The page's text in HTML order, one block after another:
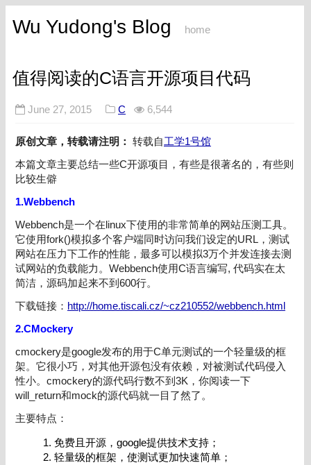
Wu Yudong's Blog home
值得阅读的C语言开源项目代码
June 27, 2015 C 6,544
原创文章，转载请注明： 转载自工学1号馆
本篇文章主要总结一些C开源项目，有些是很著名的，有些则
比较生僻
1.Webbench
Webbench是一个在linux下使用的非常简单的网站压测工具。
它使用fork()模拟多个客户端同时访问我们设定的URL，测试
网站在压力下工作的性能，最多可以模拟3万个并发连接去测
试网站的负载能力。Webbench使用C语言编写, 代码实在太
简洁，源码加起来不到600行。
下载链接： http://home.tiscali.cz/~cz210552/webbench.html
2.CMockery
cmockery是google发布的用于C单元测试的一个轻量级的框
架。它很小巧，对其他开源包没有依赖，对被测试代码侵入
性小。cmockery的源代码行数不到3K，你阅读一下
will_return和mock的源代码就一目了然了。
主要特点：
免费且开源，google提供技术支持；
轻量级的框架，使测试更加快速简单；